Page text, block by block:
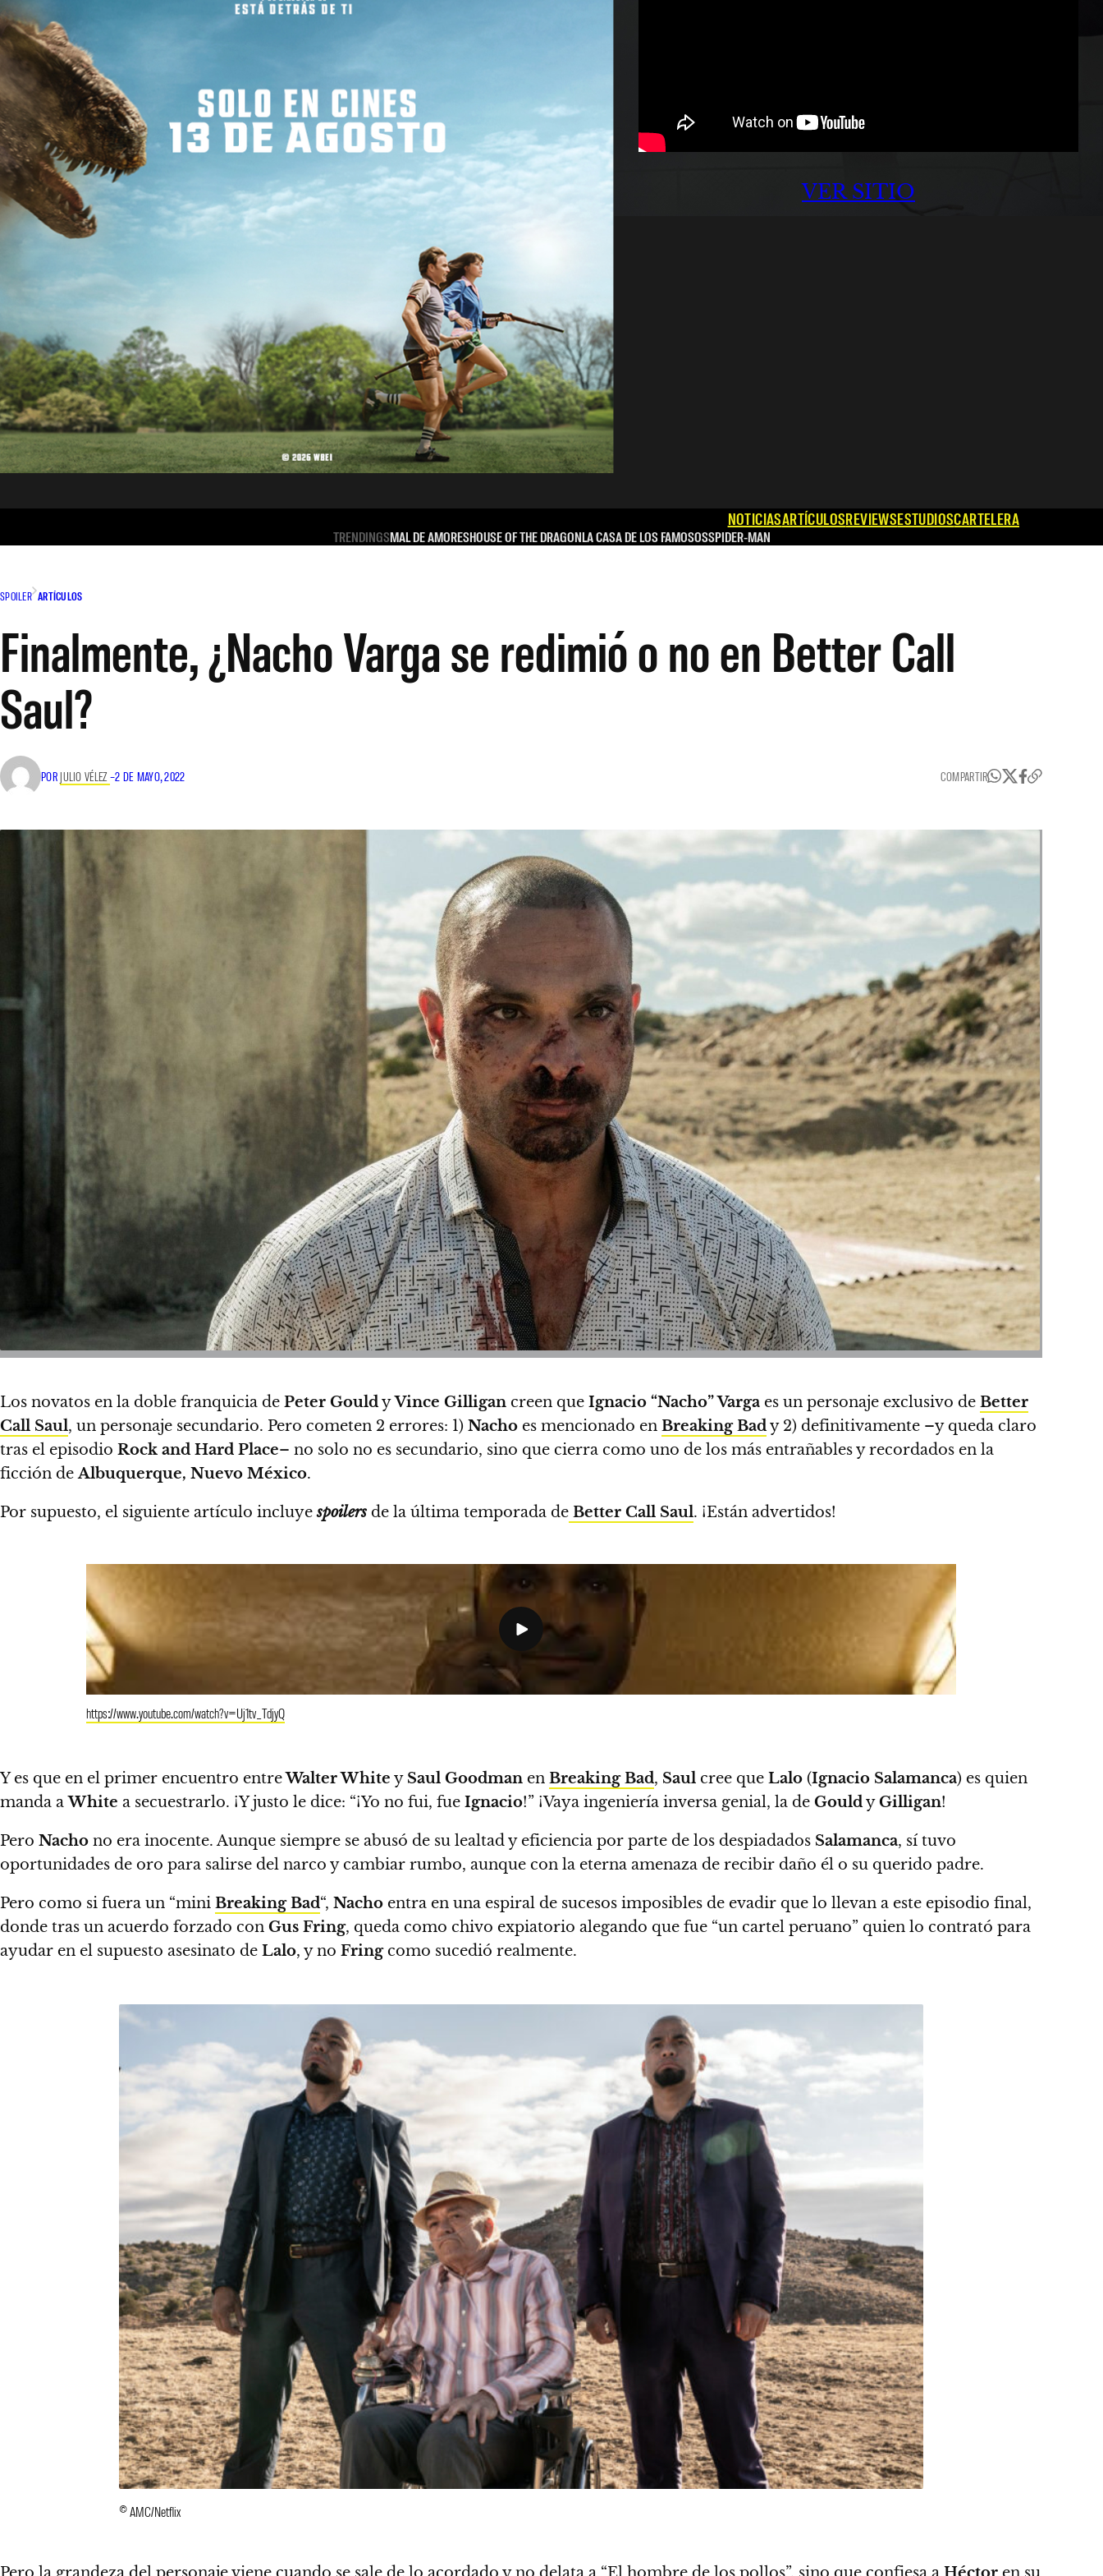
VER SITIO
NOTICIASARTÍCULOSREVIEWSESTUDIOSCARTELERA
TRENDINGSMAL DE AMORESHOUSE OF THE DRAGONLA CASA DE LOS FAMOSOSSPIDER-MAN
SPOILER ARTÍCULOS
Finalmente, ¿Nacho Varga se redimió o no en Better Call
Saul?
POR JULIO VÉLEZ –2 DE MAYO, 2022 COMPARTIR
Los novatos en la doble franquicia de Peter GouldyVince Gilligan creen que Ignacio “Nacho” Varga es un personaje exclusivo de Better
Call Saul, un personaje secundario. Pero cometen 2 errores: 1) Nacho es mencionado en Breaking Bady 2) definitivamente –y queda claro
tras el episodio Rock and Hard Place– no solo no es secundario, sino que cierra como uno de los más entrañables y recordados en la
ficción deAlbuquerque, Nuevo México.
Por supuesto, el siguiente artículo incluyespoilers de la última temporada de Better Call Saul. ¡Están advertidos!
https://www.youtube.com/watch?v=Uj1tv_TdjyQ
Y es que en el primer encuentro entreWalter White y Saul Goodman en Breaking Bad, Saul cree que Lalo (Ignacio Salamanca) es quien
manda aWhite a secuestrarlo. ¡Y justo le dice: “¡Yo no fui, fue Ignacio!” ¡Vaya ingeniería inversa genial, la de GouldyGilligan!
Pero Nacho no era inocente. Aunque siempre se abusó de su lealtad y eficiencia por parte de los despiadados Salamanca, sí tuvo
oportunidades de oro para salirse del narco y cambiar rumbo, aunque con la eterna amenaza de recibir daño él o su querido padre.
Pero como si fuera un “mini Breaking Bad“, Nacho entra en una espiral de sucesos imposibles de evadir que lo llevan a este episodio final,
donde tras un acuerdo forzado con Gus Fring, queda como chivo expiatorio alegando que fue “un cartel peruano” quien lo contrató para
ayudar en el supuesto asesinato de Lalo, y no Fringcomo sucedió realmente.
© AMC/Netflix